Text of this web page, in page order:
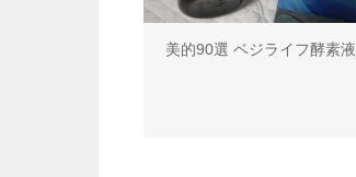
美的90選 ベジライフ酵素液